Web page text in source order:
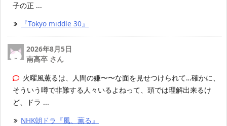
子の正 ...
『Tokyo middle 30』
2026年8月5日
南高卒 さん
火曜風薫るは、人間の嫌〜〜な面を見せつけられて…確かに、
そういう噂で非難する人々いるよねって、頭では理解出来るけ
ど、ドラ ...
NHK朝ドラ『風、薫る』